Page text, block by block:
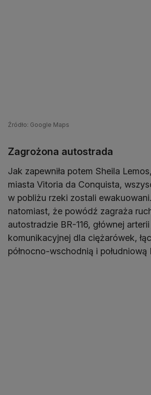
Źródło: Google Maps
Zagrożona autostrada
Jak zapewniła potem Sheila
miasta Vitoria da Conquista,
w pobliżu rzeki zostali
natomiast, że powódź zagraża
autostradzie BR-116, głównej arterii
komunikacyjnej dla ciężarówek,
północno-wschodnią i południową